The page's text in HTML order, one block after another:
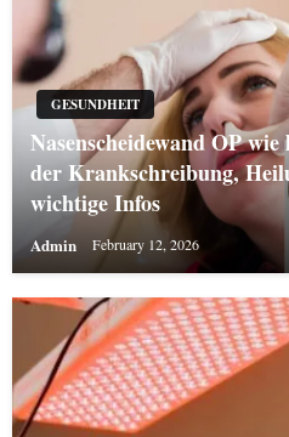
GESUNDHEIT
Nasenscheidewand OP
der Krankschreibung,
wichtige Infos
Admin February 12, 2026